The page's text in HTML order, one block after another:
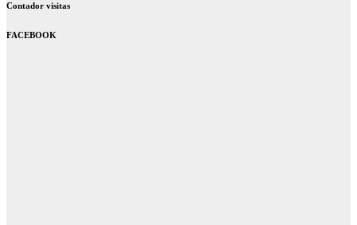
Contador visitas
FACEBOOK